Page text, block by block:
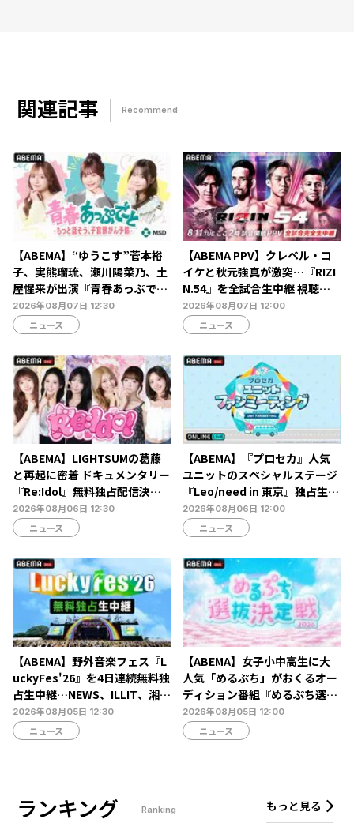
関連記事 Recommend
【ABEMA】“ゆうこす”菅本裕
子、実熊瑠琉、瀬川陽菜乃、土
屋惺来が出演『青春あっぷで～
と -もっと話そう、子宮頸がん
予防-』放送決定…恋愛・人間
関係からカラダの悩みまで本音
トーク
2026年08月07日 12:30
ニュース
【ABEMA PPV】クレベル・コ
イケと秋元強真が激突…『RIZI
N.54』を全試合生中継 視聴チ
ケット販売中
2026年08月07日 12:00
ニュース
【ABEMA】LIGHTSUMの葛藤
と再起に密着 ドキュメンタリー
『Re:Idol』無料独占配信決
定…デビュー6年目の壁と2年間
の空白期に迫る
2026年08月06日 12:30
ニュース
【ABEMA】『プロセカ』人気
ユニットのスペシャルステージ
『Leo/need in 東京』独占生放
送決定…ショートライブや生ア
フレコも
2026年08月06日 12:00
ニュース
【ABEMA】野外音楽フェス『L
uckyFes'26』を4日連続無料独
占生中継…NEWS、ILLIT、湘南
乃風ら60組以上が集結
2026年08月05日 12:30
ニュース
【ABEMA】女子小中高生に大
人気「めるぷち」がおくるオー
ディション番組『めるぷち選抜
決定戦2026』の生配信が決定
2026年08月05日 12:00
ニュース
ランキング Ranking もっと見る